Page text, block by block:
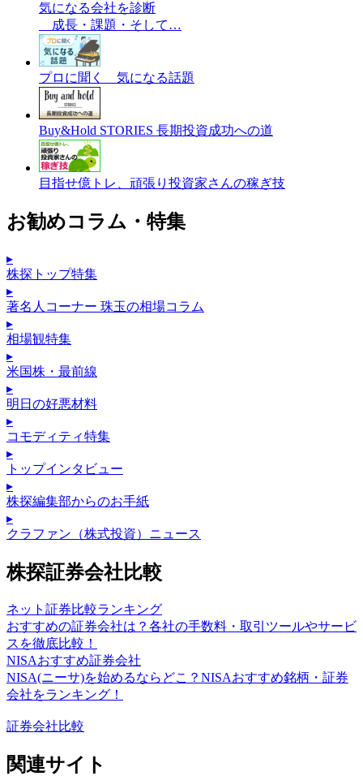
気になる会社を診断
成長・課題・そして…
プロに聞く 気になる話題
Buy&Hold STORIES 長期投資成功への道
目指せ億トレ、頑張り投資家さんの稼ぎ技
お勧めコラム・特集
▸
株探トップ特集
▸
著名人コーナー 珠玉の相場コラム
▸
相場観特集
▸
米国株・最前線
▸
明日の好悪材料
▸
コモディティ特集
▸
トップインタビュー
▸
株探編集部からのお手紙
▸
クラファン（株式投資）ニュース
株探証券会社比較
ネット証券比較ランキング
おすすめの証券会社は？各社の手数料・取引ツールやサービ
スを徹底比較！
NISAおすすめ証券会社
NISA(ニーサ)を始めるならどこ？NISAおすすめ銘柄・証券
会社をランキング！
証券会社比較
関連サイト